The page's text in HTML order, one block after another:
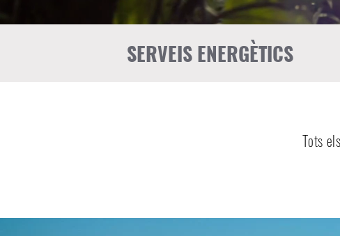
SERVEIS ENERGÈTICS
Tots